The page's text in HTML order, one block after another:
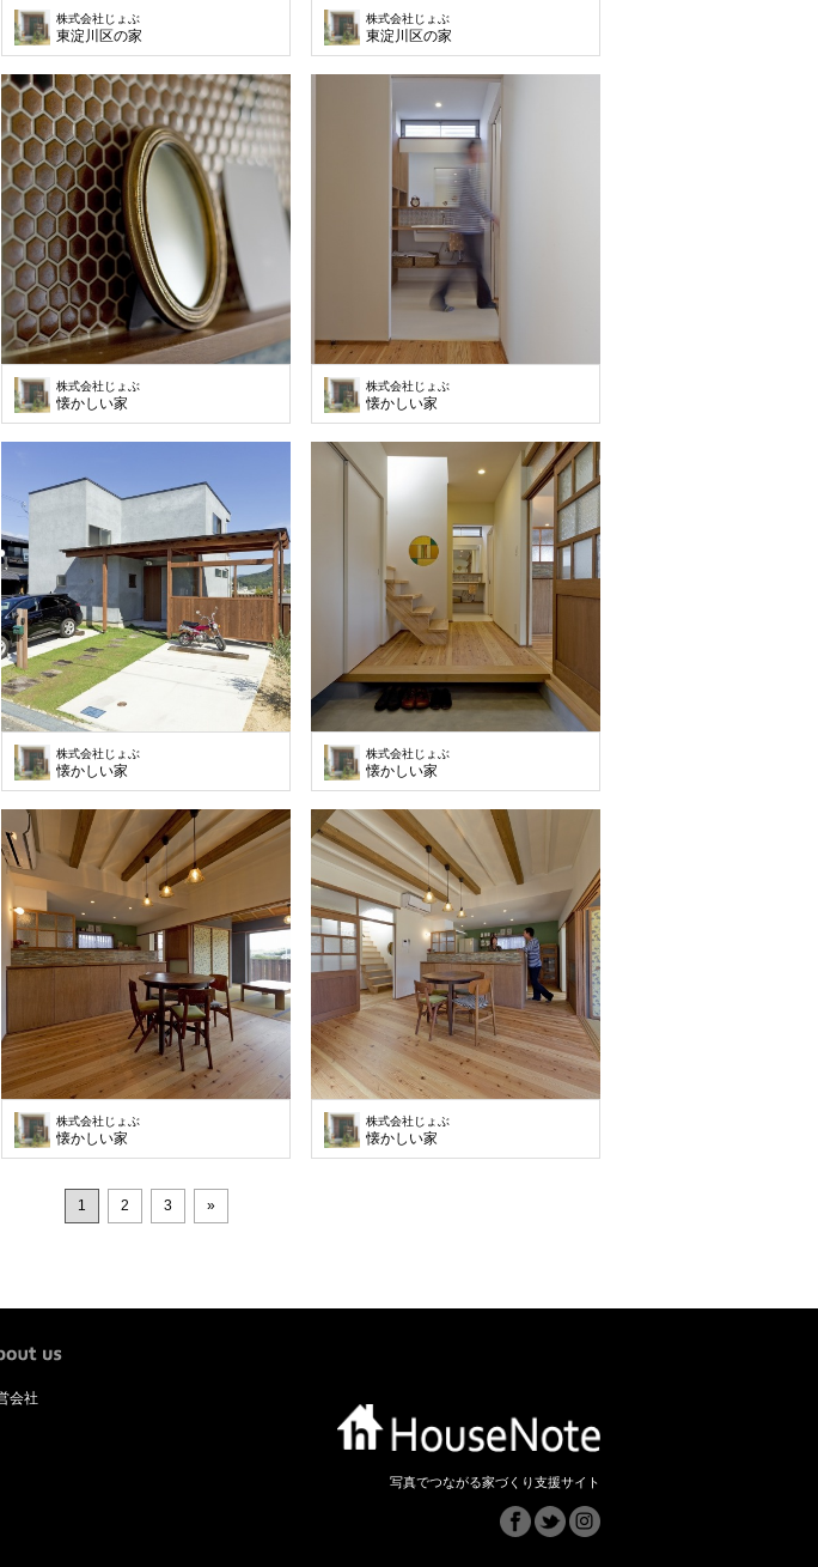
株式会社じょぶ
東淀川区の家
株式会社じょぶ
東淀川区の家
株式会社じょぶ
懐かしい家
株式会社じょぶ
懐かしい家
株式会社じょぶ
懐かしい家
株式会社じょぶ
懐かしい家
株式会社じょぶ
懐かしい家
株式会社じょぶ
懐かしい家
1 2 3 »
会社
写真でつながる家づくり支援サイト